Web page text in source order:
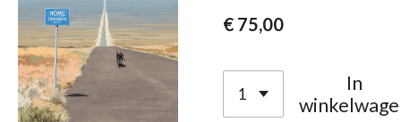
€ 75,00
In